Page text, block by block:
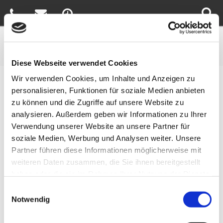
Diese Webseite verwendet Cookies
Wir verwenden Cookies, um Inhalte und Anzeigen zu
personalisieren, Funktionen für soziale Medien anbieten
zu können und die Zugriffe auf unsere Website zu
analysieren. Außerdem geben wir Informationen zu Ihrer
Verwendung unserer Website an unsere Partner für
soziale Medien, Werbung und Analysen weiter. Unsere
Partner führen diese Informationen möglicherweise mit
weiteren Daten zusammen, die Sie ihnen bereitgestellt
Notwendig
Sie sind hier:Home »Über uns»Anfahrt
Anfahrt
Bitte akzeptieren Siedie Statistik und Marketing Cookies, damit
Sie die Karte von Google Maps sehen können.